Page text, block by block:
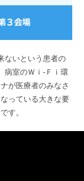
３会場
ないという患者の
病室のＷｉ-Ｆｉ環
が医療者のみなさ
っている大きな要
す。